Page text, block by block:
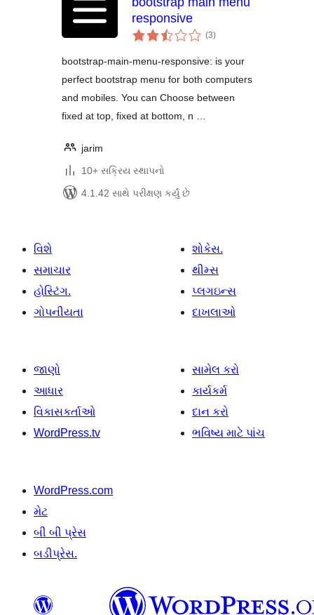
responsive
(3કુલ
રેટિંગ્સ
)
bootstrap-main-menu-responsive: is your
perfect bootstrap menu for both computers
and mobiles. You can Choose between
fixed at top, fixed at bottom, n …
jarim
10+ સક્રિય સ્થાપનો
4.1.42 સાથે પરીક્ષણ કર્યું છે
વિશે
સમાચાર
હોસ્ટિંગ.
ગોપનીયતા
શોકેસ.
થીમ્સ
પ્લગઇન્સ
દાખલાઓ
જાણો
આધાર
વિકાસકર્તાઓ
WordPress.tv
સામેલ કરો
કાર્યકર્મ
દાન કરો
ભવિષ્ય માટે પાંચ
WordPress.com
મેટ
બી બી પ્રેસ
બડીપ્રેસ.